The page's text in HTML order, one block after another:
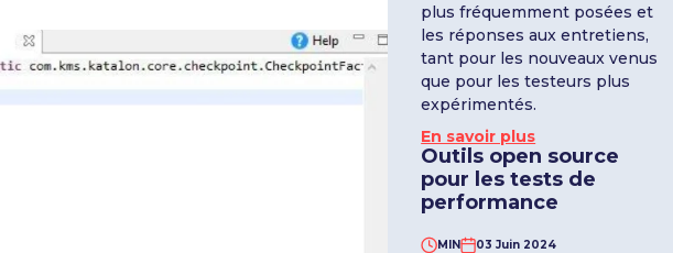
plus fréquemment posées et
les réponses aux entretiens,
tant pour les nouveaux venus
que pour les testeurs plus
expérimentés.
En savoir plus
Outils open source
pour les tests de
performance
MIN 03 Juin 2024